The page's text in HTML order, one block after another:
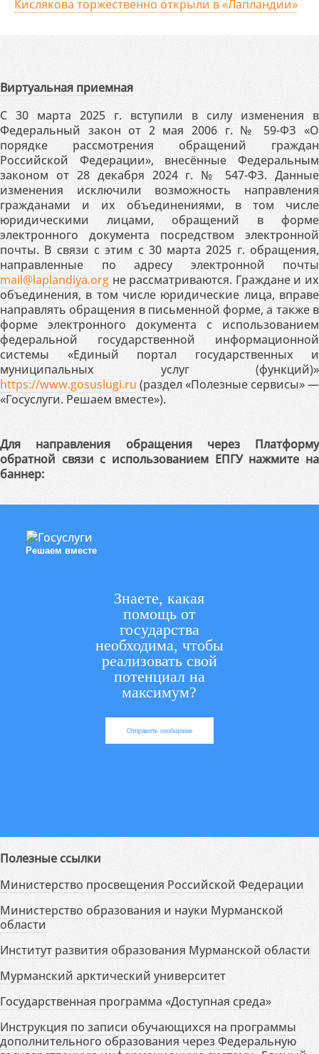
Кислякова торжественно открыли в «Лапландии»
Виртуальная приемная
С 30 марта 2025 г. вступили в силу изменения в
Федеральный закон от 2 мая 2006 г. № 59-ФЗ «О
порядке рассмотрения обращений граждан
Российской Федерации», внесённые Федеральным
законом от 28 декабря 2024 г. № 547-ФЗ. Данные
изменения исключили возможность направления
гражданами и их объединениями, в том числе
юридическими лицами, обращений в форме
электронного документа посредством электронной
почты. В связи с этим с 30 марта 2025 г. обращения,
направленные по адресу электронной почты
mail@laplandiya.org не рассматриваются. Граждане и их
объединения, в том числе юридические лица, вправе
направлять обращения в письменной форме, а также в
форме электронного документа с использованием
федеральной государственной информационной
системы «Единый портал государственных и
муниципальных услуг (функций)»
https://www.gosuslugi.ru (раздел «Полезные сервисы» —
«Госуслуги. Решаем вместе»).
Для направления обращения через Платформу
обратной связи с использованием ЕПГУ нажмите на
баннер:
Решаем вместе
Знаете, какая
помощь от
государства
необходима, чтобы
реализовать свой
потенциал на
максимум?
Отправить сообщение
Полезные ссылки
Министерство просвещения Российской Федерации
Министерство образования и науки Мурманской
области
Институт развития образования Мурманской области
Мурманский арктический университет
Государственная программа «Доступная среда»
Инструкция по записи обучающихся на программы
дополнительного образования через Федеральную